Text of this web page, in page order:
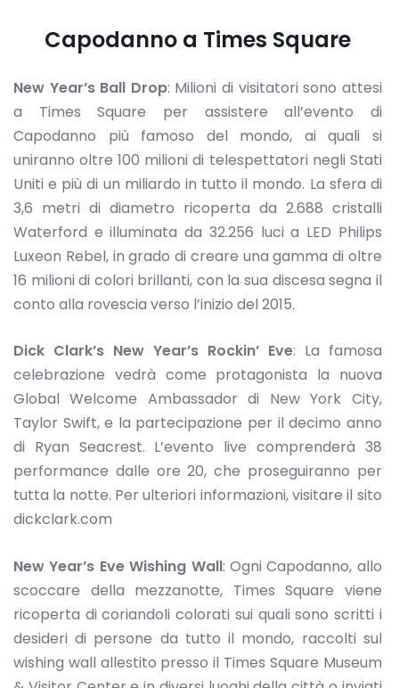
Capodanno a Times Square
New Year’s Ball Drop: Milioni di visitatori sono attesi
a Times Square per assistere all’evento di
Capodanno più famoso del mondo, ai quali si
uniranno oltre 100 milioni di telespettatori negli Stati
Uniti e più di un miliardo in tutto il mondo. La sfera di
3,6 metri di diametro ricoperta da 2.688 cristalli
Waterford e illuminata da 32.256 luci a LED Philips
Luxeon Rebel, in grado di creare una gamma di oltre
16 milioni di colori brillanti, con la sua discesa segna il
conto alla rovescia verso l’inizio del 2015.
Dick Clark’s New Year’s Rockin’ Eve: La famosa
celebrazione vedrà come protagonista la nuova
Global Welcome Ambassador di New York City,
Taylor Swift, e la partecipazione per il decimo anno
di Ryan Seacrest. L’evento live comprenderà 38
performance dalle ore 20, che proseguiranno per
tutta la notte. Per ulteriori informazioni, visitare il sito
dickclark.com
New Year’s Eve Wishing Wall: Ogni Capodanno, allo
scoccare della mezzanotte, Times Square viene
ricoperta di coriandoli colorati sui quali sono scritti i
desideri di persone da tutto il mondo, raccolti sul
wishing wall allestito presso il Times Square Museum